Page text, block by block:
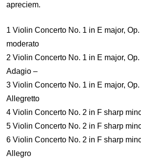
apreciem.
1 Violin Concerto No. 1 in E major,
moderato
2 Violin Concerto No. 1 in E major, Op.
Adagio –
3 Violin Concerto No. 1 in E major, Op.
Allegretto
4 Violin Concerto No. 2 in F sharp
5 Violin Concerto No. 2 in F sharp
6 Violin Concerto No. 2 in F sharp
Allegro